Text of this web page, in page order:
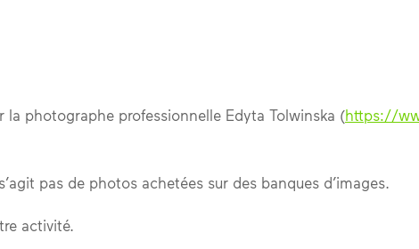
la photographe professionnelle Edyta Tolwinska (https://
pas de photos achetées sur des banques d’images.
activité.